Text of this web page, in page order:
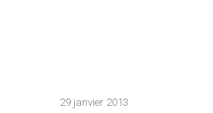
29 janvier 2013